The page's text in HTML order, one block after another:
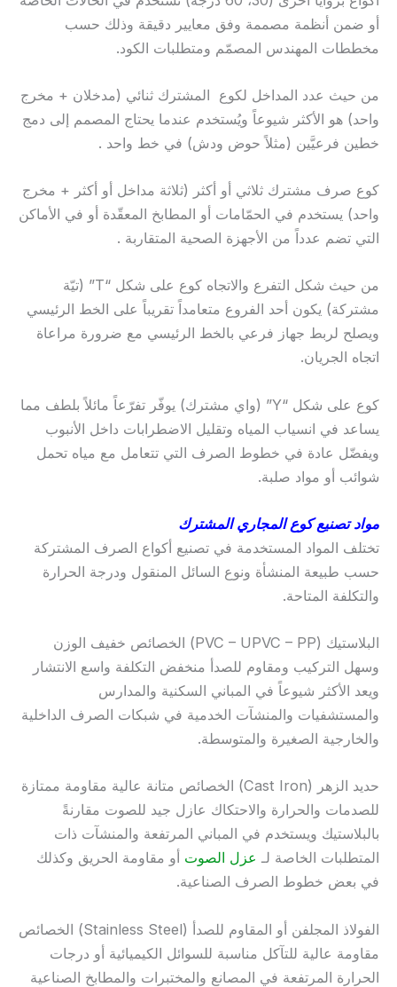
أو ضمن أنظمة مصممة وفق معايير دقيقة وذلك حسب
مخططات المهندس المصمّم ومتطلبات الكود.
من حيث عدد المداخل لكوع المشترك ثنائي (مدخلان + مخرج
واحد) هو الأكثر شيوعاً ويُستخدم عندما يحتاج المصمم إلى دمج
خطين فرعيَّين (مثلاً حوض ودش) في خط واحد .
كوع صرف مشترك ثلاثي أو أكثر (ثلاثة مداخل أو أكثر + مخرج
واحد) يستخدم في الحمّامات أو المطابخ المعقّدة أو في الأماكن
التي تضم عدداً من الأجهزة الصحية المتقاربة .
من حيث شكل التفرع والاتجاه كوع على شكل “T” (تيّة
مشتركة) يكون أحد الفروع متعامداً تقريباً على الخط الرئيسي
ويصلح لربط جهاز فرعي بالخط الرئيسي مع ضرورة مراعاة
اتجاه الجريان.
كوع على شكل “Y” (واي مشترك) يوفّر تفرّعاً مائلاً بلطف مما
يساعد في انسياب المياه وتقليل الاضطرابات داخل الأنبوب
ويفضّل عادة في خطوط الصرف التي تتعامل مع مياه تحمل
شوائب أو مواد صلبة.
مواد تصنيع كوع المجاري المشترك
تختلف المواد المستخدمة في تصنيع أكواع الصرف المشتركة
حسب طبيعة المنشأة ونوع السائل المنقول ودرجة الحرارة
والتكلفة المتاحة.
البلاستيك (PVC – UPVC – PP) الخصائص خفيف الوزن
وسهل التركيب ومقاوم للصدأ منخفض التكلفة واسع الانتشار
ويعد الأكثر شيوعاً في المباني السكنية والمدارس
والمستشفيات والمنشآت الخدمية في شبكات الصرف الداخلية
والخارجية الصغيرة والمتوسطة.
حديد الزهر (Cast Iron) الخصائص متانة عالية مقاومة ممتازة
للصدمات والحرارة والاحتكاك عازل جيد للصوت مقارنةً
بالبلاستيك ويستخدم في المباني المرتفعة والمنشآت ذات
المتطلبات الخاصة لـ عزل الصوت أو مقاومة الحريق وكذلك
في بعض خطوط الصرف الصناعية.
الفولاذ المجلفن أو المقاوم للصدأ (Stainless Steel) الخصائص
مقاومة عالية للتآكل مناسبة للسوائل الكيميائية أو درجات
الحرارة المرتفعة في المصانع والمختبرات والمطابخ الصناعية